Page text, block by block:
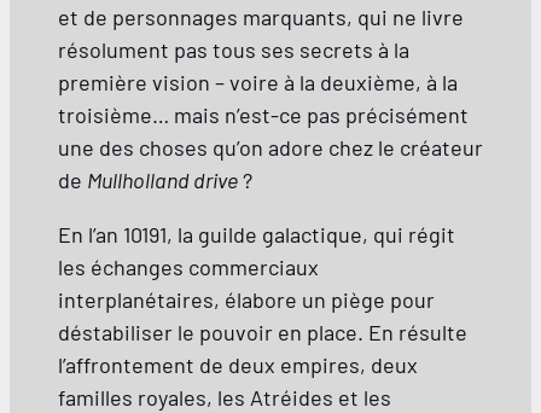
et de personnages marquants, qui ne livre
résolument pas tous ses secrets à la
première vision – voire à la deuxième, à la
troisième… mais n’est-ce pas précisément
une des choses qu’on adore chez le créateur
de Mullholland drive?
En l’an 10191, la guilde galactique, qui régit
les échanges commerciaux
interplanétaires, élabore un piège pour
déstabiliser le pouvoir en place. En résulte
l’affrontement de deux empires, deux
familles royales, les Atréides et les